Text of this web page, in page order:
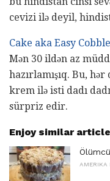
cevizi ilə deyil,
Cake aka Easy
Mən 30 ildən az
hazırlamışıq. Bu,
krem ​​ilə isti dadı
sürpriz edir.
Enjoy similar
AMERIKA